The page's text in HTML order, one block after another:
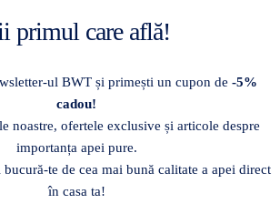
primul care află!
ul BWT și primești un cupon de -5%
cadou!
noastre, ofertele exclusive și articole despre
importanța apei pure.
te de cea mai bună calitate a apei direct
în casa ta!